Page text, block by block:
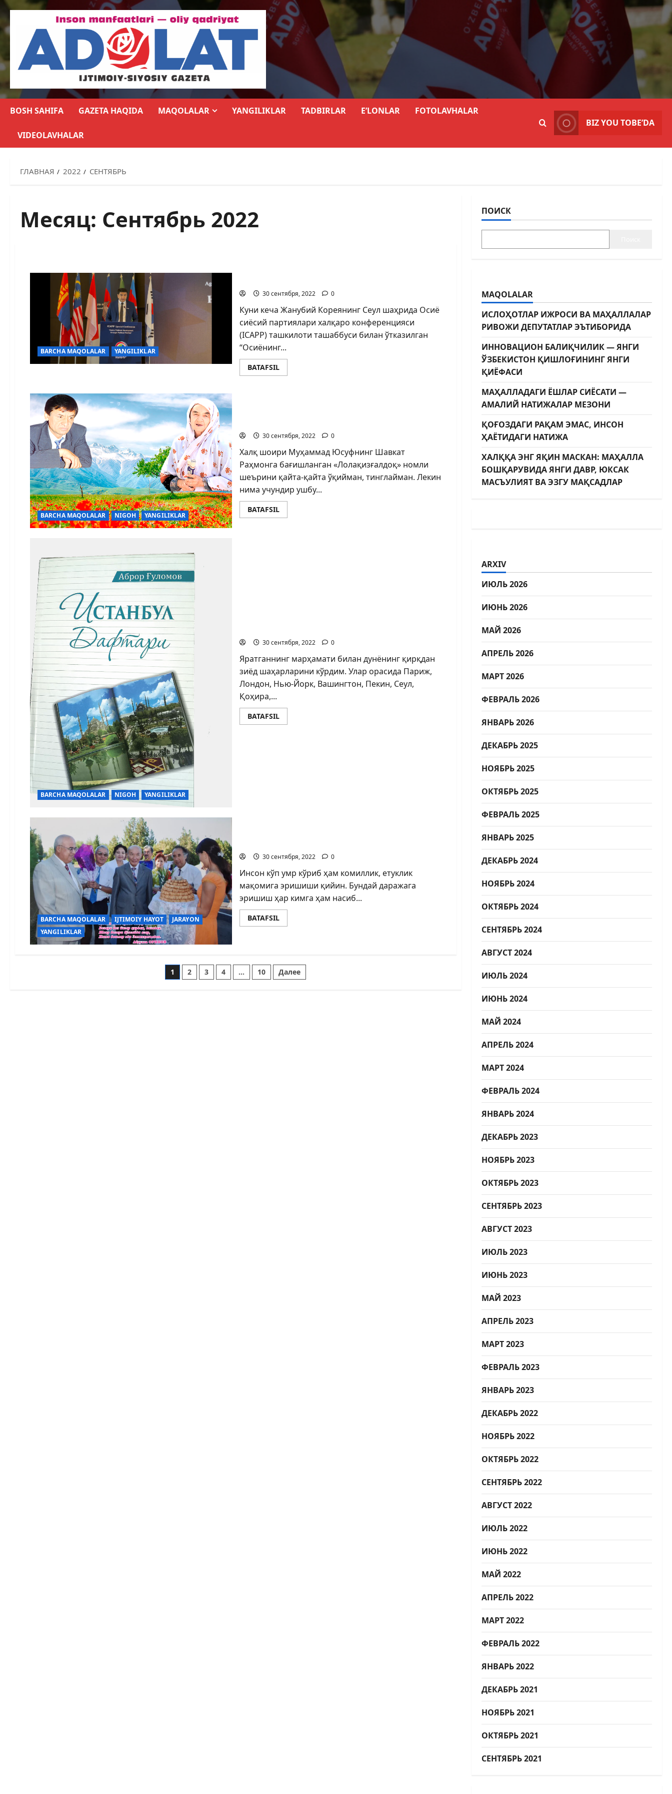
BOSH SAHIFA GAZETA HAQIDA MAQOLALAR YANGILIKLAR TADBIRLAR E’LONLAR FOTOLAVHALAR
VIDEOLAVHALAR
BIZ YOU TOBE’DA
ГЛАВНАЯ 2022 СЕНТЯБРЬ
Месяц: Сентябрь 2022
BARCHA MAQOLALAR YANGILIKLAR
30 сентября, 2022 0
Куни кеча Жанубий Кореянинг Сеул шаҳрида Осиё
сиёсий партиялари халқаро конференцияси
(ICAPP) ташкилоти ташаббуси билан ўтказилган
“Осиёнинг...
BATAFSIL
BARCHA MAQOLALAR NIGOH YANGILIKLAR
30 сентября, 2022 0
Халқ шоири Муҳаммад Юсуфнинг Шавкат
Раҳмонга бағиш­ланган «Лолақизғалдоқ» номли
шеърини қайта-қайта ўқийман, тинглайман. Лекин
нима учундир ушбу...
BATAFSIL
BARCHA MAQOLALAR NIGOH YANGILIKLAR
30 сентября, 2022 0
Яратганнинг марҳамати билан дунёнинг қирқдан
зиёд шаҳарларини кўрдим. Улар орасида Париж,
Лондон, Нью-Йорк, Вашингтон, Пекин, Сеул,
Қоҳира,...
BATAFSIL
BARCHA MAQOLALAR IJTIMOIY HAYOT
JARAYON
YANGILIKLAR
30 сентября, 2022 0
Инсон кўп умр кўриб ҳам комиллик, етуклик
мақомига эришиши қийин. Бундай даражага
эришиш ҳар кимга ҳам насиб...
BATAFSIL
1 2 3 4 … 10 Далее
ПОИСК
MAQOLALAR
ИСЛОҲОТЛАР ИЖРОСИ ВА МАҲАЛЛАЛАР
РИВОЖИ ДЕПУТАТЛАР ЭЪТИБОРИДА
ИННОВАЦИОН БАЛИҚЧИЛИК — ЯНГИ
ЎЗБЕКИСТОН ҚИШЛОҒИНИНГ ЯНГИ
ҚИЁФАСИ
МАҲАЛЛАДАГИ ЁШЛАР СИЁСАТИ —
АМАЛИЙ НАТИЖАЛАР МЕЗОНИ
ҚОҒОЗДАГИ РАҚАМ ЭМАС, ИНСОН
ҲАЁТИДАГИ НАТИЖА
ХАЛҚҚА ЭНГ ЯҚИН МАСКАН: МАҲАЛЛА
БОШҚАРУВИДА ЯНГИ ДАВР, ЮКСАК
МАСЪУЛИЯТ ВА ЭЗГУ МАҚСАДЛАР
ARXIV
ИЮЛЬ 2026
ИЮНЬ 2026
МАЙ 2026
АПРЕЛЬ 2026
МАРТ 2026
ФЕВРАЛЬ 2026
ЯНВАРЬ 2026
ДЕКАБРЬ 2025
НОЯБРЬ 2025
ОКТЯБРЬ 2025
ФЕВРАЛЬ 2025
ЯНВАРЬ 2025
ДЕКАБРЬ 2024
НОЯБРЬ 2024
ОКТЯБРЬ 2024
СЕНТЯБРЬ 2024
АВГУСТ 2024
ИЮЛЬ 2024
ИЮНЬ 2024
МАЙ 2024
АПРЕЛЬ 2024
МАРТ 2024
ФЕВРАЛЬ 2024
ЯНВАРЬ 2024
ДЕКАБРЬ 2023
НОЯБРЬ 2023
ОКТЯБРЬ 2023
СЕНТЯБРЬ 2023
АВГУСТ 2023
ИЮЛЬ 2023
ИЮНЬ 2023
МАЙ 2023
АПРЕЛЬ 2023
МАРТ 2023
ФЕВРАЛЬ 2023
ЯНВАРЬ 2023
ДЕКАБРЬ 2022
НОЯБРЬ 2022
ОКТЯБРЬ 2022
СЕНТЯБРЬ 2022
АВГУСТ 2022
ИЮЛЬ 2022
ИЮНЬ 2022
МАЙ 2022
АПРЕЛЬ 2022
МАРТ 2022
ФЕВРАЛЬ 2022
ЯНВАРЬ 2022
ДЕКАБРЬ 2021
НОЯБРЬ 2021
ОКТЯБРЬ 2021
СЕНТЯБРЬ 2021